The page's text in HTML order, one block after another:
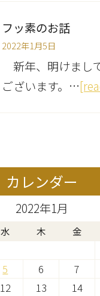
フッ素のお話
2022年1月5日
新年、明けまし
ございます。…
カレンダー
2022年1月
水 木 金
5 6 7
12 13 14